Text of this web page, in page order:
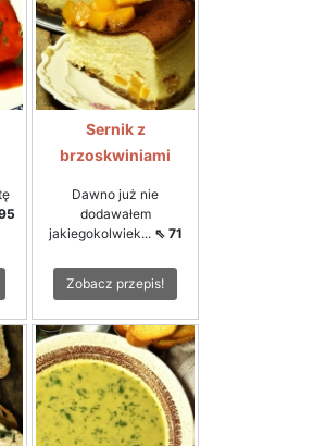
Sernik z
brzoskwiniami
Dawno już nie
dodawałem
jakiegokolwiek... ⇖ 71
Zobacz przepis!